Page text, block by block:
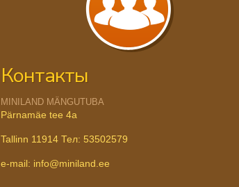
Контакты
MINILAND MÄNGUTUBA
Pärnamäe tee 4a
Tallinn 11914 Тел: 53502579
e-mail: info@miniland.ee